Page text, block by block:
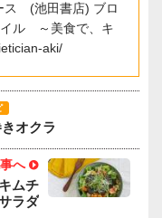
池田書店) ブロ
ル ～美食で、キ
aki/
オクラ
へ
ムチ
ラダ